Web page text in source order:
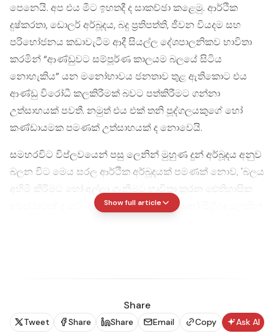
පෙනෙයි. අප එය මීට ඉහතදී ද සාකච්ඡා කළෙමු. ආර්ථික
දුෂ්කරතා, ඩොලර් අර්බූදය, බදු ප්‍රතිපත්ති, ජීවන වියදම සහ
පරිභෝජනය කඩාවැටීම ආදී සියල්ල දේශපාලනිකව භාවිතා
කරමින් “ආණ්ඩුවට සම්පූර්ණ කාලයම බලයේ සිටිය
නොහැකිය” යන මනෝභාවය ජනතාව තුළ ඇතිකොට එය
ආණ්ඩු විරෝධී කලකිරීමක් බවට පත්කිරීමට ගන්නා
උත්සාහයක් පවතී. නමුත් එය එක් තනි පූද්ගලයකුගේ හෝ
කණ්ඩායමක පමණක් උත්සාහයක් ද නොවෙයි.
සමහරවිට විප්ලවයෙන් පසු ලෙනින් මුහුණ දුන් අර්බූදය අනුව
බලන විට මෙය සරල ආර්ථික අර්බූදයක් පමණක් නොව, 'බලය
අහිමි කිරීමට හෝ අල්ලා ගැනීමට භාවිතා කරන ඓතිහාසික
අවස්ථාවක්' ද වේ. 'ද්විත්ව බලය' (dual power) පිළිබඳ ලෙනින්
මනස' ද පාලනය කිරීම පිළිබඳ සටනක් පවතී.
නමුත් ආණ්ඩුවට පවතින ප්‍රධාන වාසිය සමහරවිට විපක්ෂය
Show full article
Share
Tweet Share Share Email Copy Ask AI